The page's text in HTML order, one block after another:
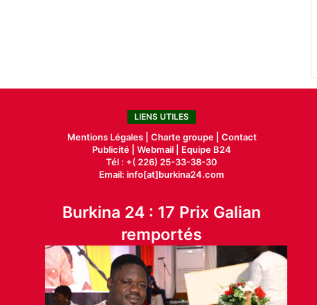
LIENS UTILES
Mentions Légales | Charte groupe | Contact
Publicité |Webmail |
Equipe B24
Tél : +( 226) 25-33-38-30
Email: info[at]burkina24.com
Burkina 24 : 17 Prix Galian
remportés